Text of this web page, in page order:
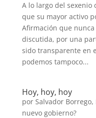
A lo largo del sexenio
que su mayor activo
Afirmación que
discutida, por una
sido transparente en
podemos tampoco...
Hoy, hoy, hoy
por Salvador Borrego,
nuevo gobierno?